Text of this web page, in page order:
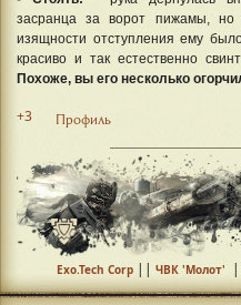
засранца за ворот пижамы,
изящности отступления ему
красиво и так естественно
Похоже, вы его несколько
+3 Профиль
Exo.Tech Corp || ЧВК 'Молот'